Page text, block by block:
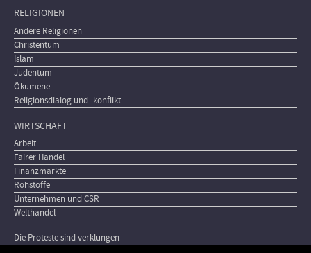
RELIGIONEN
Andere Religionen
Christentum
Islam
Judentum
Ökumene
Religionsdialog und -konflikt
WIRTSCHAFT
Arbeit
Fairer Handel
Finanzmärkte
Rohstoffe
Unternehmen und CSR
Welthandel
Die Proteste sind verklungen